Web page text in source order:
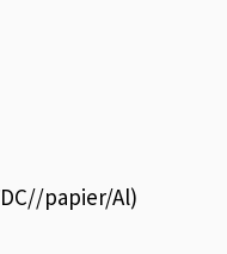
papier/Al)